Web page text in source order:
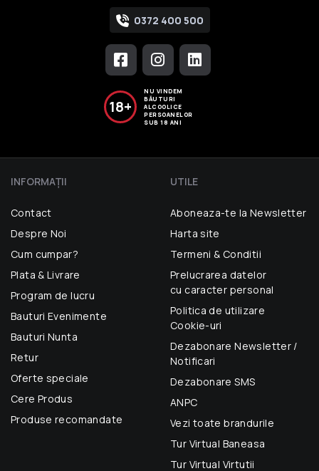
0372 400 500
18+
NU VINDEM
BĂUTURI
ALCOOLICE
PERSOANELOR
SUB 18 ANI
INFORMAŢII
Contact
Despre Noi
Cum cumpar?
Plata & Livrare
Program de lucru
Bauturi Evenimente
Bauturi Nunta
Retur
Oferte speciale
Cere Produs
Produse recomandate
UTILE
Aboneaza-te la Newsletter
Harta site
Termeni & Conditii
Prelucrarea datelor
cu caracter personal
Politica de utilizare
Cookie-uri
Dezabonare Newsletter /
Notificari
Dezabonare SMS
ANPC
Vezi toate brandurile
Tur Virtual Baneasa
Tur Virtual Virtutii